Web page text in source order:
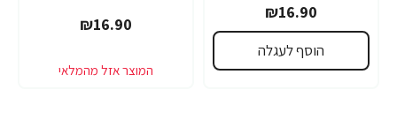
₪16.90
הוסף לעגלה
₪16.90